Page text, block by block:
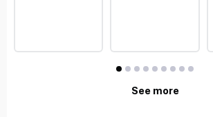
avisavisavisavisavisavisavisavisavis
See more